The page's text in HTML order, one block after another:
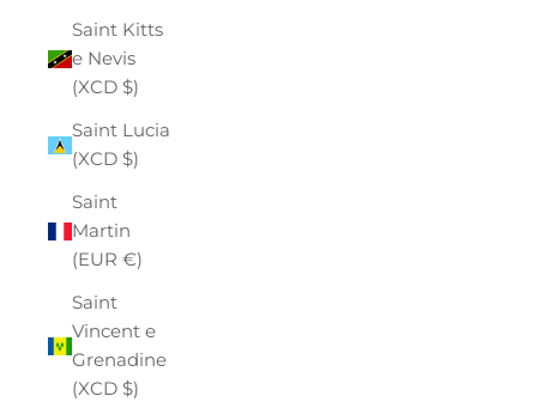
Saint Kitts
e Nevis
(XCD $)
Saint Lucia
(XCD $)
Saint
Martin
(EUR €)
Saint
Vincent e
Grenadine
(XCD $)